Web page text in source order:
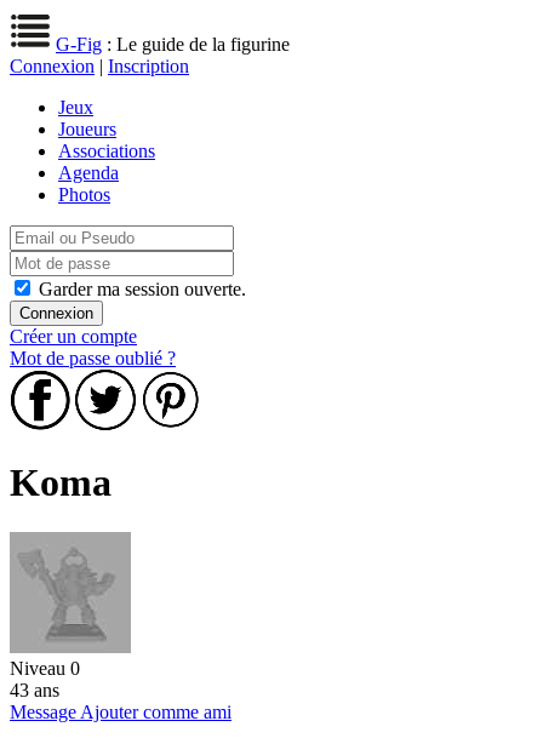
G-Fig : Le guide de la figurine
Connexion | Inscription
Jeux
Joueurs
Associations
Agenda
Photos
Garder ma session ouverte.
Créer un compte
Mot de passe oublié ?
Koma
Niveau 0
43 ans
Message Ajouter comme ami